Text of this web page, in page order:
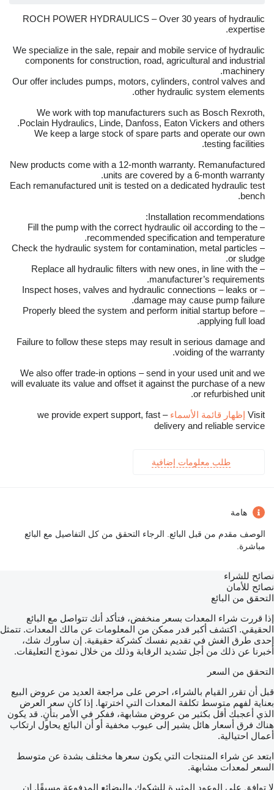
ROCH POWER HYDRAULICS – Over 30 years of hydraulic
expertise.
We specialize in the sale, repair and mobile service of hydraulic
components for construction, road, agricultural and industrial
machinery.
Our offer includes pumps, motors, cylinders, control valves and
other hydraulic system elements.
We work with top manufacturers such as Bosch Rexroth,
Poclain Hydraulics, Linde, Danfoss, Eaton Vickers and others.
We keep a large stock of spare parts and operate our own
testing facilities.
New products come with a 12-month warranty. Remanufactured
units are covered by a 6-month warranty.
Each remanufactured unit is tested on a dedicated hydraulic test
bench.
Installation recommendations:
– Fill the pump with the correct hydraulic oil according to the
recommended specification and temperature.
– Check the hydraulic system for contamination, metal particles
or sludge.
– Replace all hydraulic filters with new ones, in line with the
manufacturer’s requirements.
– Inspect hoses, valves and hydraulic connections – leaks or
damage may cause pump failure.
– Properly bleed the system and perform initial startup before
applying full load.
Failure to follow these steps may result in serious damage and
voiding of the warranty.
We also offer trade-in options – send in your used unit and we
will evaluate its value and offset it against the purchase of a new
or refurbished unit.
Visit إظهار قائمة الأسماء
– we provide expert support, fast
delivery and reliable service
طلب معلومات إضافية
هامة
الوصف مقدم من قبل البائع. الرجاء التحقق من كل التفاصيل مع البائع
مباشرة.
نصائح للشراء
نصائح للأمان
التحقق من البائع
إذا قررت شراء المعدات بسعر منخفض، فتأكد أنك تتواصل مع البائع
الحقيقي. اكتشف أكبر قدر ممكن من المعلومات عن مالك المعدات. تتمثل
إحدى طرق الغش في تقديم نفسك كشركة حقيقية. إن ساورك شك،
أخبرنا عن ذلك من أجل تشديد الرقابة وذلك من خلال نموذج التعليقات.
التحقق من السعر
قبل أن تقرر القيام بالشراء، احرص على مراجعة العديد من عروض البيع
بعناية لفهم متوسط تكلفة المعدات التي اخترتها. إذا كان سعر العرض
الذي أعجبك أقل بكثير من عروض مشابهة، ففكر في الأمر بتأنٍ. قد يكون
هناك فرق أسعار هائل يشير إلى عيوب مخفية أو أن البائع يحاول ارتكاب
أعمال احتيالية.
ابتعد عن شراء المنتجات التي يكون سعرها مختلف بشدة عن متوسط
السعر لمعدات مشابهة.
لا توافق على الوعود المثيرة للشكوك والبضائع المدفوعة مسبقًا. إن